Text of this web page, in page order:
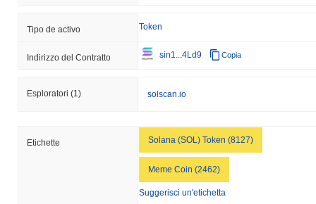
Tipo de activo Token
Indirizzo del Contratto sin1...4Ld9 Copia
Esploratori (1) solscan.io
Etichette Solana (SOL) Token (8127)
Meme Coin (2462)
Suggerisci un'etichetta